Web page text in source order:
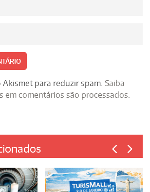
para reduzir spam. Saiba
em comentários são processados